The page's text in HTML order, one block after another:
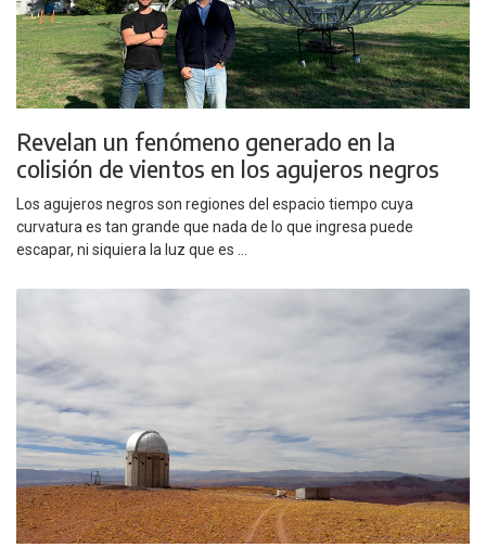
Revelan un fenómeno generado en la
colisión de vientos en los agujeros negros
Los agujeros negros son regiones del espacio tiempo cuya
curvatura es tan grande que nada de lo que ingresa puede
escapar, ni siquiera la luz que es ...